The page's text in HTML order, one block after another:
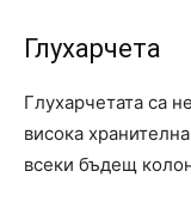
Глухарчета
Глухарчетата са
висока
всеки бъдещ